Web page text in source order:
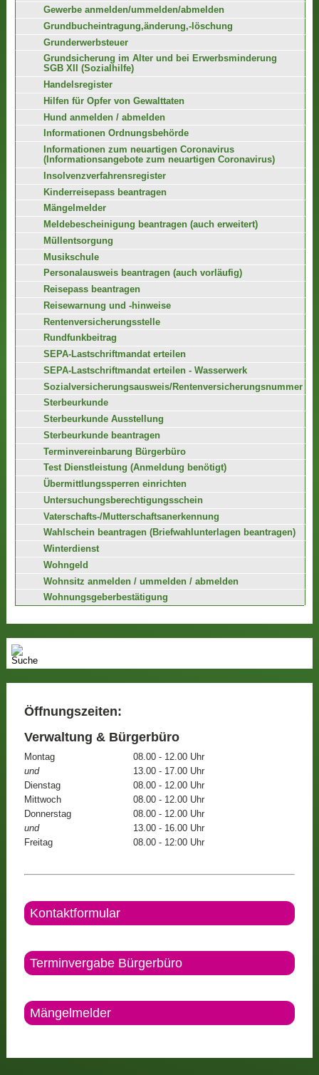
Gewerbe anmelden/ummelden/abmelden
Grundbucheintragung,änderung,-löschung
Grunderwerbsteuer
Grundsicherung im Alter und bei Erwerbsminderung
SGB XII (Sozialhilfe)
Handelsregister
Hilfen für Opfer von Gewalttaten
Hund anmelden / abmelden
Informationen Ordnungsbehörde
Informationen zum neuartigen Coronavirus
(Informationsangebote zum neuartigen Coronavirus)
Insolvenzverfahrensregister
Kinderreisepass beantragen
Mängelmelder
Meldebescheinigung beantragen (auch erweitert)
Müllentsorgung
Musikschule
Personalausweis beantragen (auch vorläufig)
Reisepass beantragen
Reisewarnung und -hinweise
Rentenversicherungsstelle
Rundfunkbeitrag
SEPA-Lastschriftmandat erteilen
SEPA-Lastschriftmandat erteilen - Wasserwerk
Sozialversicherungsausweis/Rentenversicherungsnummer
Sterbeurkunde
Sterbeurkunde Ausstellung
Sterbeurkunde beantragen
Terminvereinbarung Bürgerbüro
Test Dienstleistung (Anmeldung benötigt)
Übermittlungssperren einrichten
Untersuchungsberechtigungsschein
Vaterschafts-/Mutterschaftsanerkennung
Wahlschein beantragen (Briefwahlunterlagen beantragen)
Winterdienst
Wohngeld
Wohnsitz anmelden / ummelden / abmelden
Wohnungsgeberbestätigung
Öffnungszeiten:
Verwaltung & Bürgerbüro
Montag
08.00 - 12.00 Uhr
und
13.00 - 17.00 Uhr
Dienstag
08.00 - 12.00 Uhr
Mittwoch
08.00 - 12.00 Uhr
Donnerstag
08.00 - 12.00 Uhr
und
13.00 - 16.00 Uhr
Freitag
08.00 - 12:00 Uhr
Kontaktformular
Terminvergabe Bürgerbüro
Mängelmelder